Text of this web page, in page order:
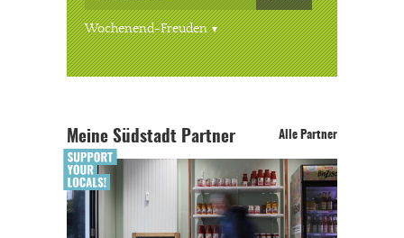
Wochenend-Freuden
Meine Südstadt Partner Alle Partner